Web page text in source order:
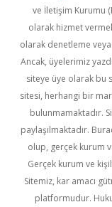
ve İletişim Kurumu
olarak hizmet
olarak denetleme
Ancak, üyelerimiz
siteye üye olarak bu
sitesi, herhangi bir
bulunmamaktadır.
paylaşılmaktadır.
olup, gerçek kurum
Gerçek kurum ve
Sitemiz, kar amacı
platformudur.